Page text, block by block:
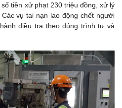
tiền xử phạt 230 triệu đồng, xử lý
vụ tai nạn lao động chết người
điều tra theo đúng trình tự và